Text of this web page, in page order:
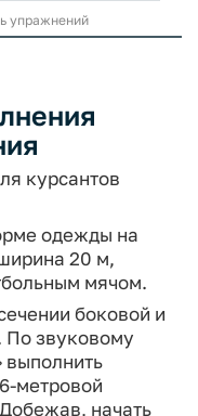
упражнений
курсантов
одежды на
20 м,
мячом.
боковой и
По звуковому
метровой
начать